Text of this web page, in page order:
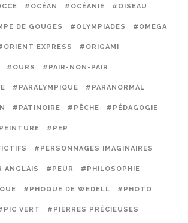
#OCÉAN #OCÉANIE #OISEAU
DE GOUGES #OLYMPIADES #OMEGA
EXPRESS #ORIGAMI
#OURS #PAIR-NON-PAIR
#PARALYMPIQUE #PARANORMAL
#PATINOIRE #PÊCHE #PÉDAGOGIE
#PEP
#PERSONNAGES IMAGINAIRES
ANGLAIS #PEUR #PHILOSOPHIE
#PHOQUE DE WEDELL #PHOTO
VERT #PIERRES PRÉCIEUSES